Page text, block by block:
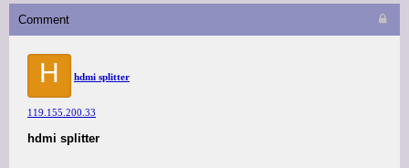
Comment
H hdmi splitter
119.155.200.33
hdmi splitter